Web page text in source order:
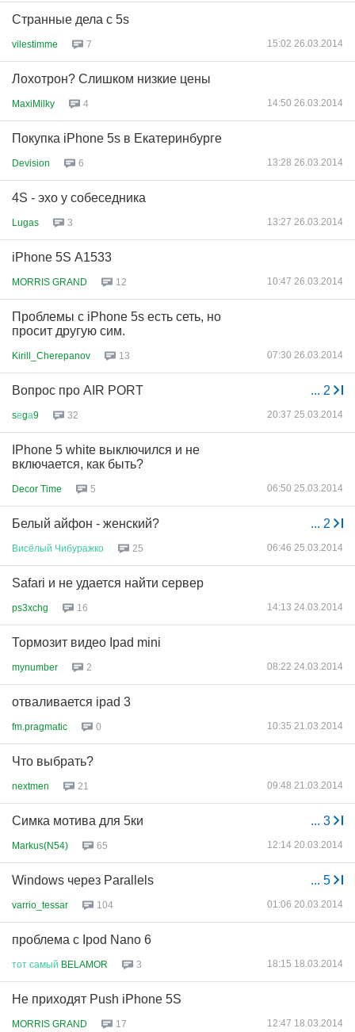
Странные дела с 5s
vilestimme 7 15:02 26.03.2014
Лохотрон? Слишком низкие цены
MaxiMilky 4 14:50 26.03.2014
Покупка iPhone 5s в Екатеринбурге
Devision 6 13:28 26.03.2014
4S - эхо у собеседника
Lugas 3 13:27 26.03.2014
iPhone 5S А1533
MORRIS GRAND 12 10:47 26.03.2014
Проблемы с iPhone 5s есть сеть, но
просит другую сим.
Kirill_Cherepanov 13 07:30 26.03.2014
... 2
Вопрос про AIR PORT
sеgа9 32 20:37 25.03.2014
IPhone 5 white выключился и не
включается, как быть?
Decor Time 5 06:50 25.03.2014
... 2
Белый айфон - женский?
Висёлый Чибуражко 25 06:46 25.03.2014
Safari и не удается найти сервер
ps3xchg 16 14:13 24.03.2014
Тормозит видео Ipad mini
mynumber 2 08:22 24.03.2014
отваливается ipad 3
fm.pragmatic 0 10:35 21.03.2014
Что выбрать?
nextmen 21 09:48 21.03.2014
... 3
Симка мотива для 5ки
Markus(N54) 65 12:14 20.03.2014
... 5
Windows через Parallels
varrio_tessar 104 01:06 20.03.2014
проблема с Ipod Nano 6
тот самый BELAMOR 3 18:15 18.03.2014
Не приходят Push iPhone 5S
MORRIS GRAND 17 12:47 18.03.2014